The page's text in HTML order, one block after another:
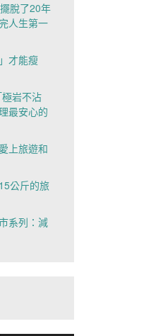
脫了20年
人生第一
才能瘦
岩不沾
最安心的
上旅遊和
公斤的旅
系列：減